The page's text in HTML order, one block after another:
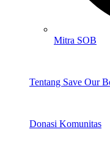
Mitra SOB
Tentang Save Our
Donasi Komunitas